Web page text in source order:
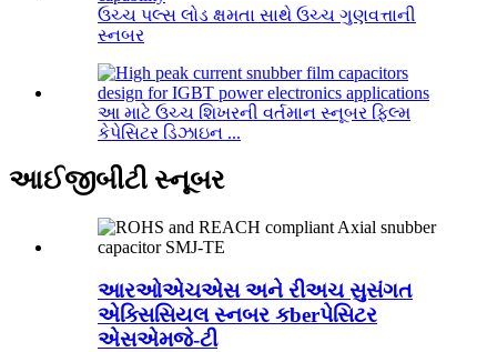
ઉચ્ચ પલ્સ લોડ ક્ષમતા સાથે ઉચ્ચ ગુણવત્તાની
સ્નબર
આ માટે ઉચ્ચ શિખરની વર્તમાન સ્નૂબર ફિલ્મ
કેપેસિટર ડિઝાઇન ...
આઈજીબીટી સ્નૂબર
આરઓએચએસ અને રીઅચ સુસંગત
એક્સિસિયલ સ્નબર કberપેસિટર
એસએમજે-ટી